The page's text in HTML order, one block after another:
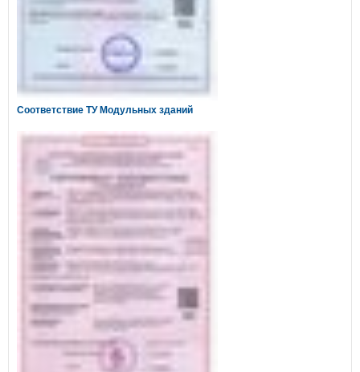
Соответствие ТУ Модульных зданий